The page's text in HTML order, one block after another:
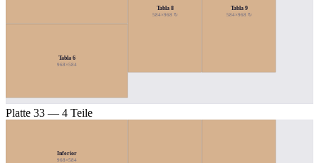
Tabla 6
968×584
Tabla 8
584×968 ↻
Tabla 9
584×968 ↻
Platte 33 — 4 Teile
Inferior
968×584